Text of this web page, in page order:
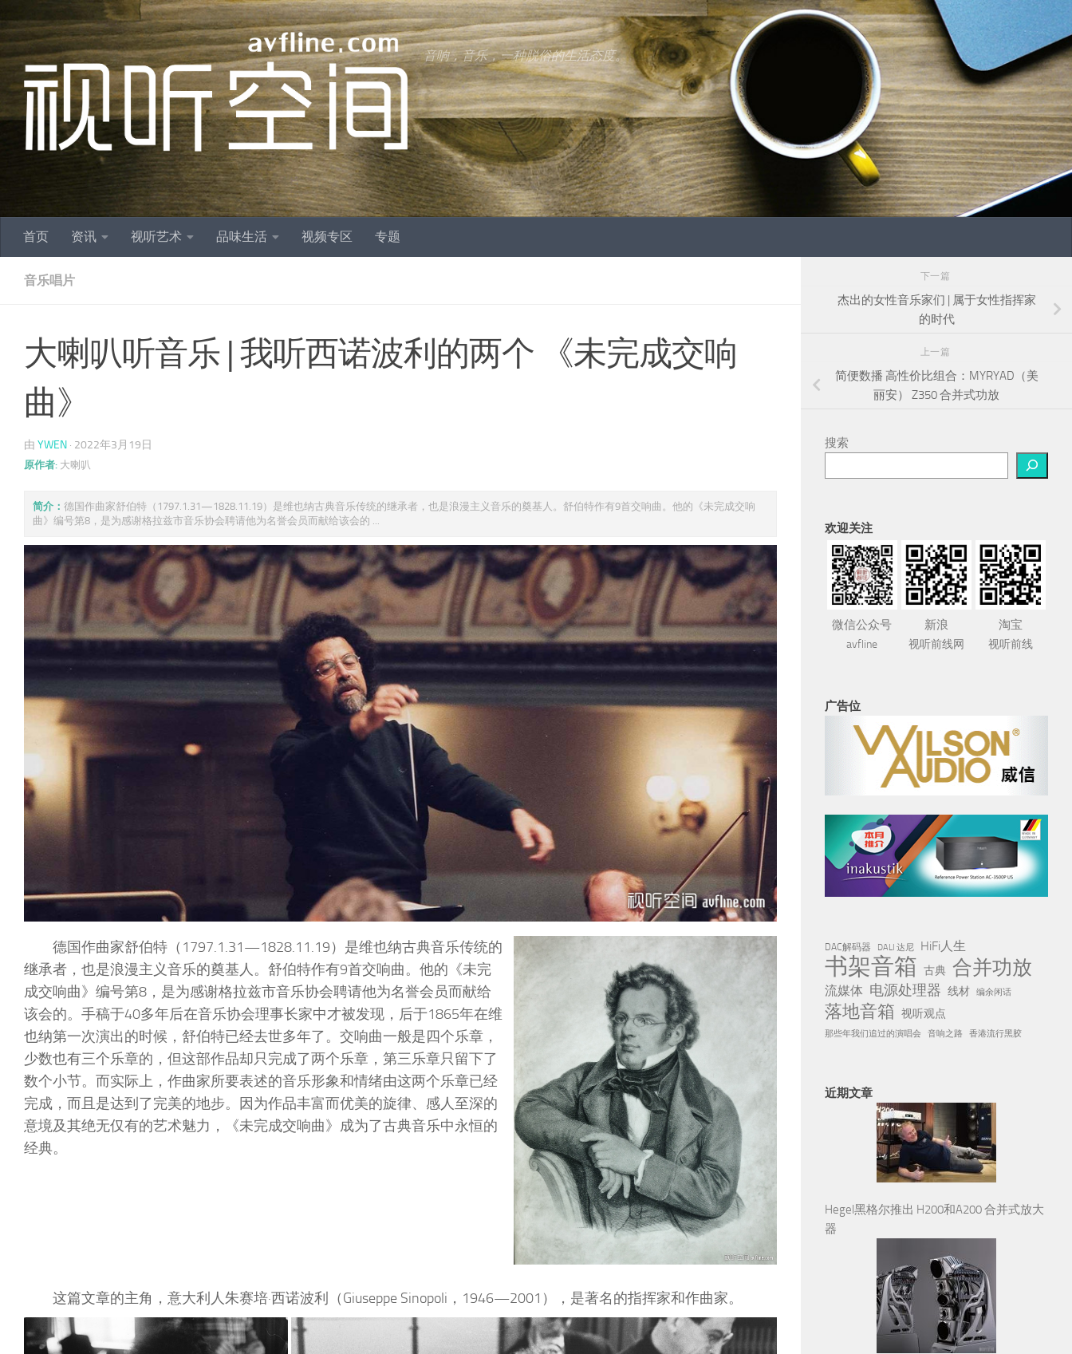
跳至内容
音响，音乐，一种脱俗的生活态度。
首页 资讯 视听艺术 品味生活 视频专区 专题
音乐唱片
大喇叭听音乐 | 我听西诺波利的两个 《未完成交响
曲》
由 YWEN · 2022年3月19日
原作者: 大喇叭
简介： 德国作曲家舒伯特（1797.1.31—1828.11.19）是维也纳古典音乐传统的继承者，也是浪漫主义音乐的奠基人。舒伯特作有9首交响曲。他的《未完成交响
曲》编号第8，是为感谢格拉兹市音乐协会聘请他为名誉会员而献给该会的 ...
德国作曲家舒伯特（1797.1.31—1828.11.19）是维也纳古典音乐传统的
继承者，也是浪漫主义音乐的奠基人。舒伯特作有9首交响曲。他的《未完
成交响曲》编号第8，是为感谢格拉兹市音乐协会聘请他为名誉会员而献给
该会的。手稿于40多年后在音乐协会理事长家中才被发现，后于1865年在维
也纳第一次演出的时候，舒伯特已经去世多年了。交响曲一般是四个乐章，
少数也有三个乐章的，但这部作品却只完成了两个乐章，第三乐章只留下了
数个小节。而实际上，作曲家所要表述的音乐形象和情绪由这两个乐章已经
完成，而且是达到了完美的地步。因为作品丰富而优美的旋律、感人至深的
意境及其绝无仅有的艺术魅力，《未完成交响曲》成为了古典音乐中永恒的
经典。
这篇文章的主角，意大利人朱赛培·西诺波利（Giuseppe Sinopoli，1946—2001），是著名的指挥家和作曲家。
下一篇
杰出的女性音乐家们 | 属于女性指挥家
的时代
上一篇
简便数播 高性价比组合：MYRYAD（美
丽安） Z350 合并式功放
搜索
欢迎关注
微信公众号
avfline
新浪
视听前线网
淘宝
视听前线
广告位
DAC解码器 DALI 达尼 HiFi人生
书架音箱 古典 合并功放
流媒体 电源处理器 线材 编余闲话
落地音箱 视听观点
那些年我们追过的演唱会 音响之路 香港流行黑胶
近期文章
Hegel黑格尔推出 H200和A200 合并式放大
器